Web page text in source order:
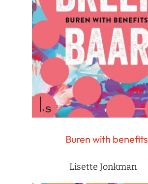
Buren with benefits
Lisette Jonkman